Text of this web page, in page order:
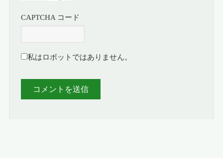
CAPTCHA コード
私はロボットではありません。